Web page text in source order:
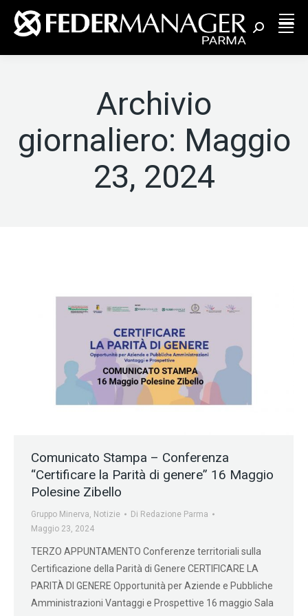
Cerca:
Archivio
giornaliero: Maggio
23, 2024
Comunicato Stampa – Conferenza
“Certificare la Parità di genere” 16 Maggio
Polesine Zibello
Gruppo Minerva, Notizie Di Redazione Parma
Maggio 23, 2024
TERZO APPUNTAMENTO Conferenze territoriali sulla
Certificazione della Parità di Genere CERTIFICARE LA
PARITÀ DI GENERE Opportunità per Aziende e Pubbliche
Amministrazioni Vantaggi e Prospettive 16 maggio Sala